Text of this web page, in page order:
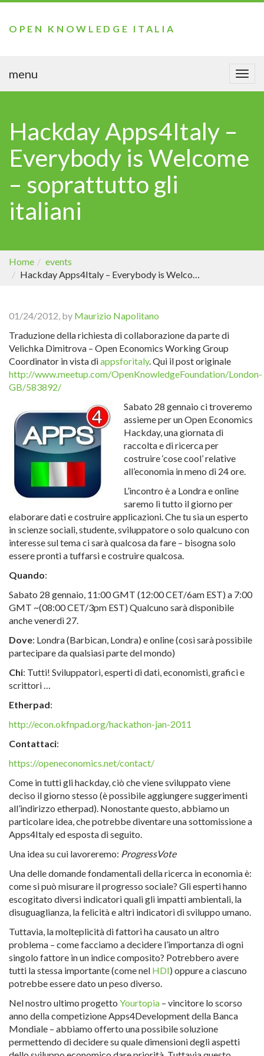
OPEN KNOWLEDGE ITALIA
menu
Hackday Apps4Italy –
Everybody is Welcome
– soprattutto gli
italiani
Home
events
Hackday Apps4Italy – Everybody is Welcome – soprattutto gli italiani
01/24/2012, by Maurizio Napolitano
Traduzione della richiesta di collaborazione da parte di
Velichka Dimitrova – Open Economics Working Group
Coordinator in vista diappsforitaly. Qui il post originale
http://www.meetup.com/OpenKnowledgeFoundation/London-
GB/583892/
Sabato 28 gennaio ci troveremo
assieme per un Open Economics
Hackday, una giornata di
raccolta e di ricerca per
costruire ‘cose cool’ relative
all’economia in meno di 24 ore.
L’incontro è a Londra e online
saremo lì tutto il giorno per
elaborare dati e costruire applicazioni. Che tu sia un esperto
in scienze sociali, studente, sviluppatore o solo qualcuno con
interesse sul tema ci sarà qualcosa da fare – bisogna solo
essere pronti a tuffarsi e costruire qualcosa.
Quando:
Sabato 28 gennaio, 11:00 GMT (12:00 CET/6am EST) a 7:00
GMT ~(08:00 CET/3pm EST) Qualcuno sarà disponibile
anche venerdì 27.
Dove: Londra (Barbican, Londra) e online (così sarà possibile
partecipare da qualsiasi parte del mondo)
Chi: Tutti! Sviluppatori, esperti di dati, economisti, grafici e
scrittori …
Etherpad:
http://econ.okfnpad.org/hackathon-jan-2011
Contattaci:
https://openeconomics.net/contact/
Come in tutti gli hackday, ciò che viene sviluppato viene
deciso il giorno stesso (è possibile aggiungere suggerimenti
all’indirizzo etherpad). Nonostante questo, abbiamo un
particolare idea, che potrebbe diventare una sottomissione a
Apps4Italy ed esposta di seguito.
Una idea su cui lavoreremo: ProgressVote
Una delle domande fondamentali della ricerca in economia è:
come si può misurare il progresso sociale? Gli esperti hanno
escogitato diversi indicatori quali gli impatti ambientali, la
disuguaglianza, la felicità e altri indicatori di sviluppo umano.
Tuttavia, la molteplicità di fattori ha causato un altro
problema – come facciamo a decidere l’importanza di ogni
singolo fattore in un indice composito? Potrebbero avere
tutti la stessa importante (come nel HDI) oppure a ciascuno
potrebbe essere dato un peso diverso.
Nel nostro ultimo progetto Yourtopia – vincitore lo scorso
anno della competizione Apps4Development della Banca
Mondiale – abbiamo offerto una possibile soluzione
permettendo di decidere su quale dimensioni degli aspetti